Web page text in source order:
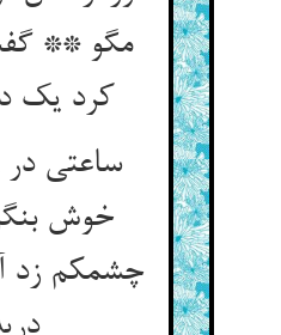
مگو **
کرد یک
ساعتی
خوش
چشمکم زد